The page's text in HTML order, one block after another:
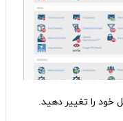
خود را تغییر دهید.